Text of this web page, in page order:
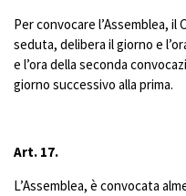
Per convocare l’Assemblea,
seduta, delibera il giorno e
e l’ora della seconda
giorno successivo alla prima.
Art. 17.
L’Assemblea, è convocata